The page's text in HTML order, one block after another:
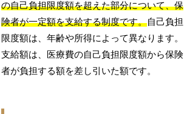
の自己負担限度額を超えた部分について、保
険者が一定額を支給する制度です。自己負担
限度額は、年齢や所得によって異なります。
支給額は、医療費の自己負担限度額から保険
者が負担する額を差し引いた額です。